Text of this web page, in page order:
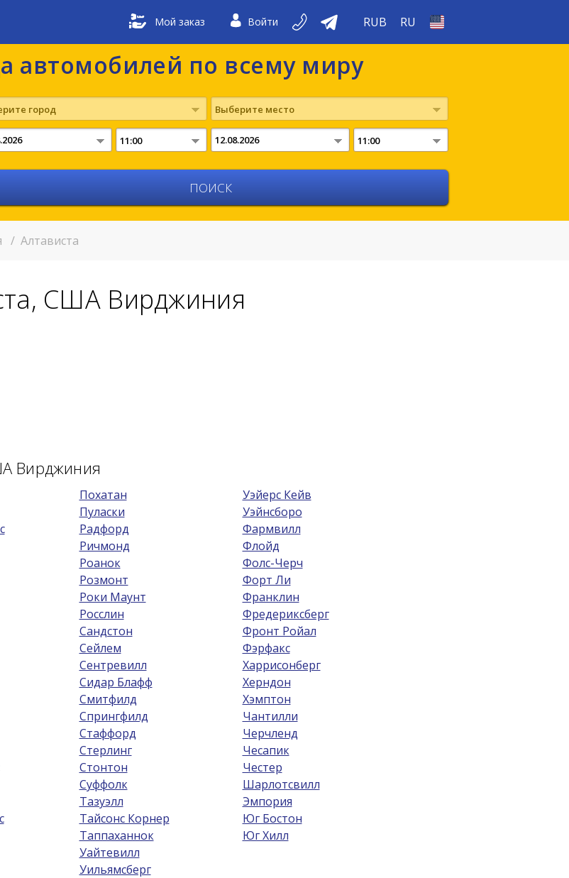
Мой заказ Войти RUB RU
автомобилей по всему миру
город Выберите место
11:00 11:00
/ Алтависта
США Вирджиния
Вирджиния
Похатан
Пуласки
Радфорд
Ричмонд
Роанок
Розмонт
Роки Маунт
Росслин
Сандстон
Сейлем
Сентревилл
Сидар Блафф
Смитфилд
Спрингфилд
Стаффорд
Стерлинг
Стонтон
Суффолк
Тазуэлл
Тайсонс Корнер
Таппаханнок
Уайтевилл
Уильямсберг
Уэйерс Кейв
Уэйнсборо
Фармвилл
Флойд
Фолс-Черч
Форт Ли
Франклин
Фредериксберг
Фронт Ройал
Фэрфакс
Харрисонберг
Херндон
Хэмптон
Чантилли
Черчленд
Чесапик
Честер
Шарлотсвилл
Эмпория
Юг Бостон
Юг Хилл